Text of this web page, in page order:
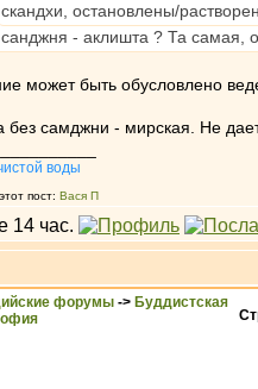
скандхи, остановлены/
- аклишта ? Та самая,
может быть обусловлено
без самджни - мирская. Не
воды
пост: Вася П
форумы -> Буддистская